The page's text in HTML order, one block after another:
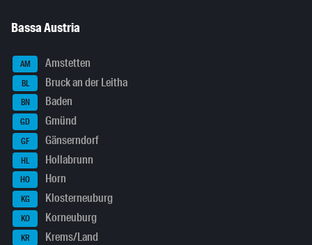
Bassa Austria
AM Amstetten
BL Bruck an der Leitha
BN Baden
GD Gmünd
GF Gänserndorf
HL Hollabrunn
HO Horn
KG Klosterneuburg
KO Korneuburg
KR Krems/Land